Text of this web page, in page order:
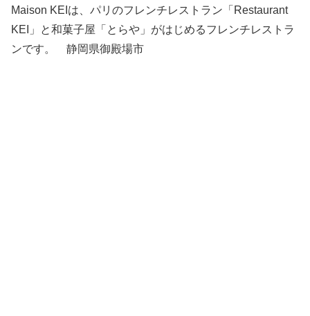
Maison KEIは、パリのフレンチレストラン「Restaurant
KEI」と和菓子屋「とらや」がはじめるフレンチレストラ
ンです。 静岡県御殿場市